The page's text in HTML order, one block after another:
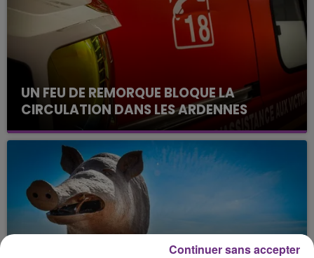
UN FEU DE REMORQUE BLOQUE LA
CIRCULATION DANS LES ARDENNES
Un feu de remorque s'est déclaré ce mercredi en
fin de matinée sur l'A34.
Continuer sans accepter